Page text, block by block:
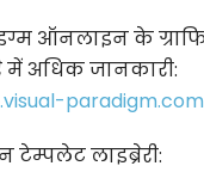
ऑनलाइन के
अधिक जानकारी:
टेम्पलेट लाइब्रेरी: